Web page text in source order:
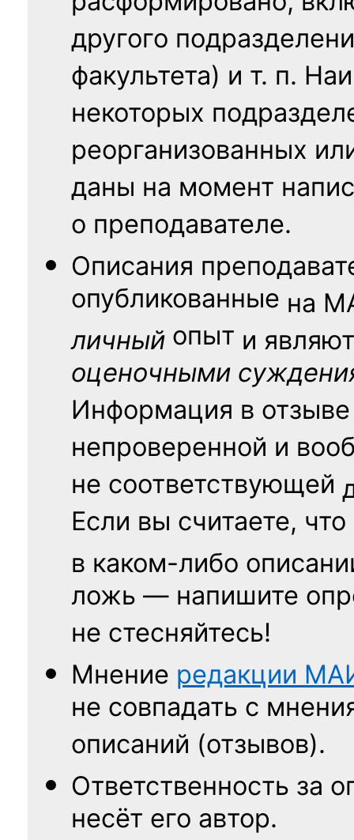
другого
факультета) и т. п.
некоторых
реорганизованных
даны на момент
о преподавателе.
Описания
опубликованные на
личный опыт и
оценочными
Информация в
непроверенной и
не соответствующей
Если вы считаете, что
в каком-либо
ложь — напишите
не стесняйтесь!
Мнение редакции
не совпадать с
описаний (отзывов).
Ответственность за
несёт его автор.